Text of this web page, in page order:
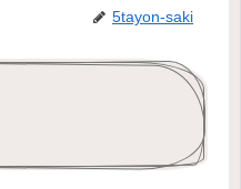
5tayon-saki